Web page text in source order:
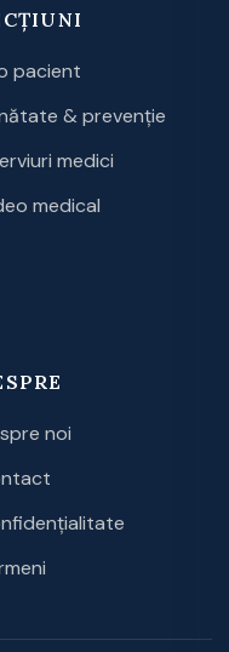
pacient
& prevenție
medici
medical
noi